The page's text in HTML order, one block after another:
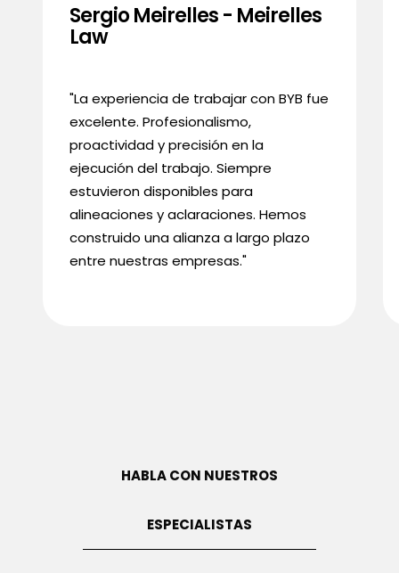
Sergio Meirelles - Meirelles
Law
"La experiencia de trabajar con BYB fue
excelente. Profesionalismo,
proactividad y precisión en la
ejecución del trabajo. Siempre
estuvieron disponibles para
alineaciones y aclaraciones. Hemos
construido una alianza a largo plazo
entre nuestras empresas."
HABLA CON NUESTROS
ESPECIALISTAS